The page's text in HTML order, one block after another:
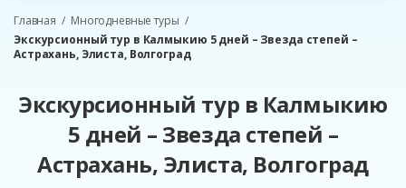
Главная
Многодневные туры
Экскурсионный тур в Калмыкию 5 дней – Звезда степей –
Астрахань, Элиста, Волгоград
Экскурсионный тур в Калмыкию
5 дней – Звезда степей –
Астрахань, Элиста, Волгоград